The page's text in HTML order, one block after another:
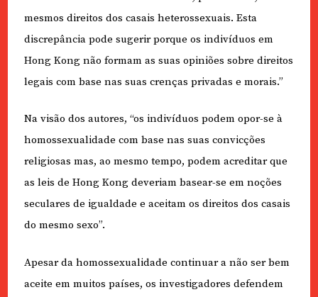
mesmos direitos dos casais heterossexuais. Esta
discrepância pode sugerir porque os indivíduos em
Hong Kong não formam as suas opiniões sobre direitos
legais com base nas suas crenças privadas e morais.”
Na visão dos autores, “os indivíduos podem opor-se à
homossexualidade com base nas suas convicções
religiosas mas, ao mesmo tempo, podem acreditar que
as leis de Hong Kong deveriam basear-se em noções
seculares de igualdade e aceitam os direitos dos casais
do mesmo sexo”.
Apesar da homossexualidade continuar a não ser bem
aceite em muitos países, os investigadores defendem